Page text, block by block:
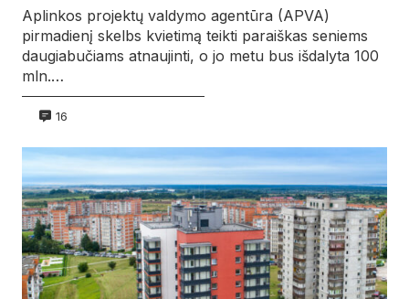
Aplinkos projektų valdymo agentūra (APVA)
pirmadienį skelbs kvietimą teikti paraiškas seniems
daugiabučiams atnaujinti, o jo metu bus išdalyta 100
mln.…
16